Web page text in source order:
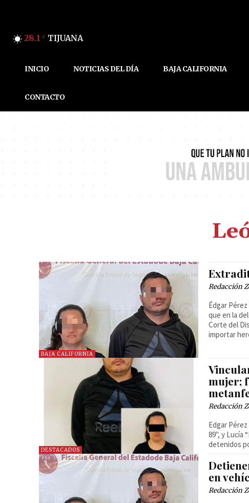
28.1 C TIJUANA
INICIO NOTICIAS DEL DÍA BAJA CALIFORNIA
CONTACTO
BAJA CALIFORNIA
Redacción
Édgar
que en la
Corte del
importar
DESTACADOS
mujer;
Redacción
Edgar
89", y Lucía
detenidos
en
Redacción